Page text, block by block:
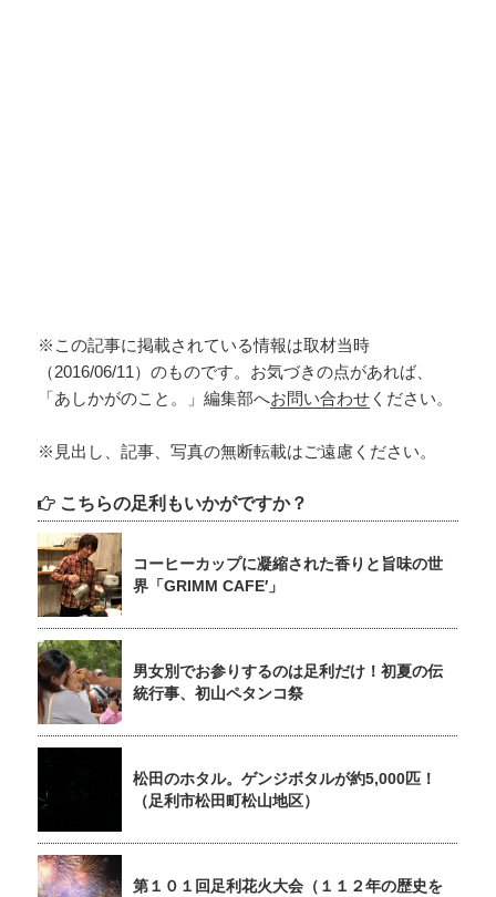
※この記事に掲載されている情報は取材当時
（2016/06/11）のものです。お気づきの点があれば、
「あしかがのこと。」編集部へお問い合わせ ください。
※見出し、記事、写真の無断転載はご遠慮ください。
こちらの足利もいかがですか？
コーヒーカップに凝縮された香りと旨味の世
界「GRIMM CAFE′」
男女別でお参りするのは足利だけ！初夏の伝
統行事、初山ペタンコ祭
松田のホタル。ゲンジボタルが約5,000匹！
（足利市松田町松山地区）
第１０１回足利花火大会（１１２年の歴史を